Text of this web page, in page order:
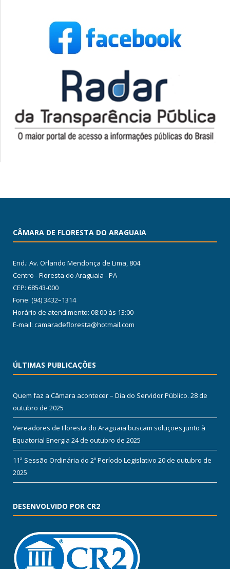
CÂMARA DE FLORESTA DO ARAGUAIA
End.: Av. Orlando Mendonça de Lima, 804
Centro - Floresta do Araguaia - PA
CEP: 68543-000
Fone: (94) 3432–1314
Horário de atendimento: 08:00 às 13:00
E-mail: camaradefloresta@hotmail.com
ÚLTIMAS PUBLICAÇÕES
Quem faz a Câmara acontecer – Dia do Servidor Público. 28 de
outubro de 2025
Vereadores de Floresta do Araguaia buscam soluções junto à
Equatorial Energia 24 de outubro de 2025
11ª Sessão Ordinária do 2º Período Legislativo 20 de outubro de
2025
DESENVOLVIDO POR CR2